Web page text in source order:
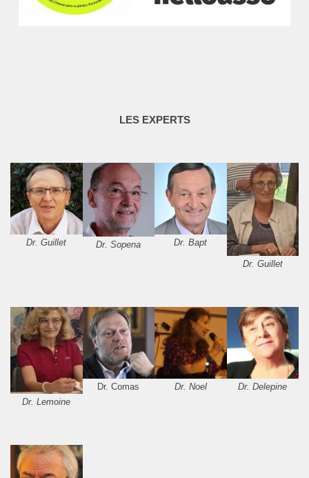
LES EXPERTS
Dr. Guillet Dr. Sopena Dr. Bapt
Dr. Guillet
Dr. Lemoine
Dr. Comas Dr. Noel Dr. Delepine